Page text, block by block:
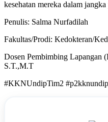
kesehatan mereka dalam jangka
Penulis: Salma Nurfadilah
Fakultas/Prodi: Kedokteran/
Dosen Pembimbing Lapangan
S.T.,M.T
#KKNUndipTim2